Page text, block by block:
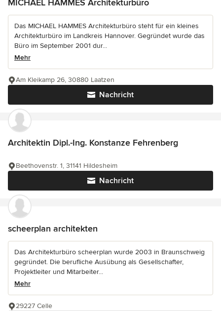
MICHAEL HAMMES Architekturbüro
Das MICHAEL HAMMES Architekturbüro steht für ein kleines
Architekturbüro im Landkreis Hannover. Gegründet wurde das
Büro im September 2001 dur...
Mehr
Nachricht
Am Kleikamp 26, 30880 Laatzen
Architektin Dipl.-Ing. Konstanze Fehrenberg
Nachricht
Beethovenstr. 1, 31141 Hildesheim
scheerplan architekten
Das Architekturbüro scheerplan wurde 2003 in Braunschweig
gegründet. Die berufliche Ausübung als Gesellschafter,
Projektleiter und Mitarbeiter...
Mehr
29227 Celle